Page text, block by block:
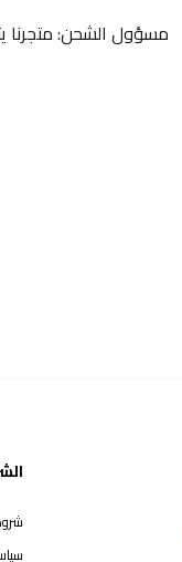
مسؤول الشحن: متجرنا